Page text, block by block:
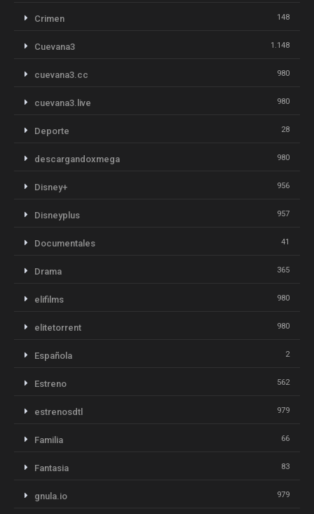
Crimen 148
Cuevana3 1.148
cuevana3.cc 980
cuevana3.live 980
Deporte 28
descargandoxmega 980
Disney+ 956
Disneyplus 957
Documentales 41
Drama 365
elifilms 980
elitetorrent 980
Española 2
Estreno 562
estrenosdtl 979
Familia 66
Fantasia 83
gnula.io 979